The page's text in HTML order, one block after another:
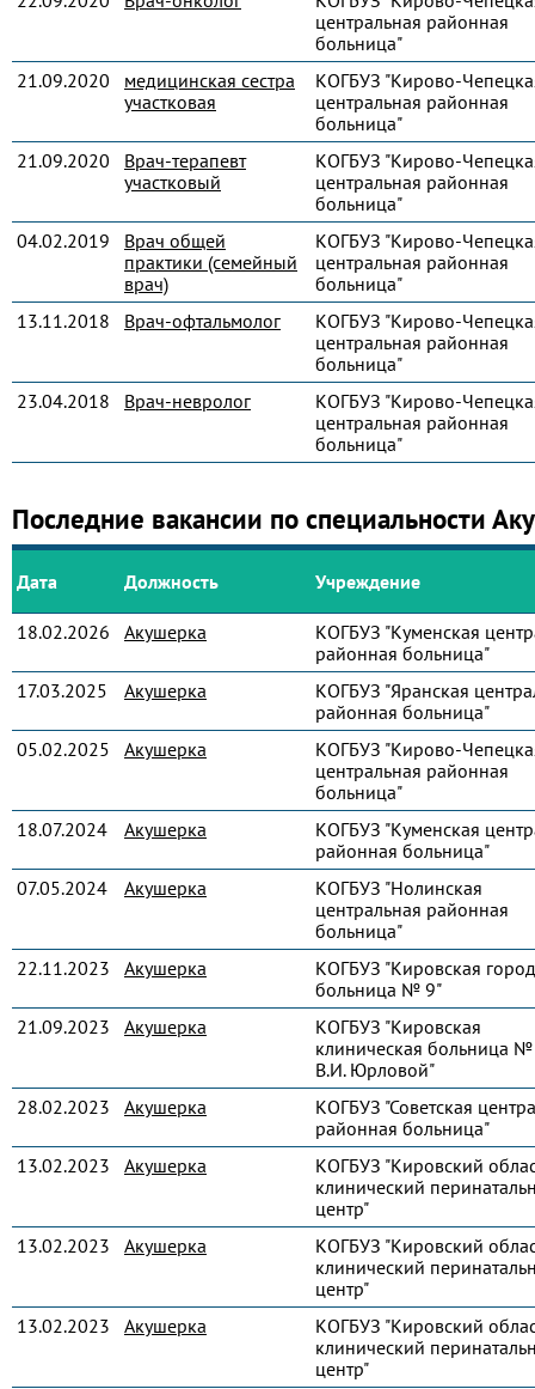
центральная районная
больница"
21.09.2020
медицинская сестра
участковая
КОГБУЗ "Кирово-
центральная районная
больница"
21.09.2020
Врач-терапевт
участковый
КОГБУЗ "Кирово-
центральная районная
больница"
04.02.2019
Врач общей
практики (семейный
врач)
КОГБУЗ "Кирово-
центральная районная
больница"
13.11.2018
Врач-офтальмолог
КОГБУЗ "Кирово-
центральная районная
больница"
23.04.2018
Врач-невролог
КОГБУЗ "Кирово-
центральная районная
больница"
Последние вакансии по специальности
Дата Должность Учреждение
18.02.2026 Акушерка
КОГБУЗ "Куменская
районная больница"
17.03.2025
Акушерка
КОГБУЗ "Яранская
районная больница"
05.02.2025
Акушерка
КОГБУЗ "Кирово-
центральная районная
больница"
18.07.2024
Акушерка
КОГБУЗ "Куменская
районная больница"
07.05.2024
Акушерка
КОГБУЗ "Нолинская
центральная районная
больница"
22.11.2023
Акушерка
КОГБУЗ "Кировская
больница № 9"
21.09.2023
Акушерка
КОГБУЗ "Кировская
клиническая больница
В.И. Юрловой"
28.02.2023
Акушерка
КОГБУЗ "Советская
районная больница"
13.02.2023
Акушерка
КОГБУЗ "Кировский
клинический
центр"
13.02.2023
Акушерка
КОГБУЗ "Кировский
клинический
центр"
13.02.2023
Акушерка
КОГБУЗ "Кировский
клинический
центр"